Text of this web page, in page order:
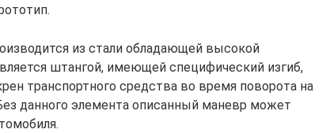
из стали обладающей высокой
штангой, имеющей специфический изгиб,
транспортного средства во время поворота на
данного элемента описанный маневр может